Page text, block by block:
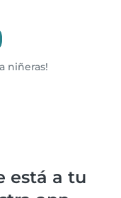
niñeras!
está a tu